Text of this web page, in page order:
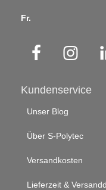
Fr.
Kundenservice
Unser Blog
Über S-Polytec
Versandkosten
Lieferzeit &